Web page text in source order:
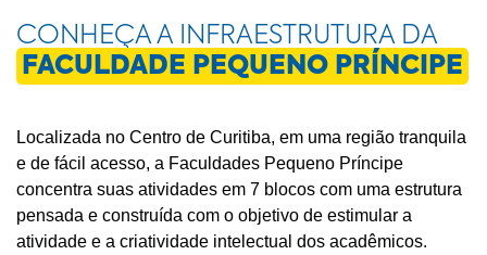
CONHEÇA A INFRAESTRUTURA DA
FACULDADE PEQUENO PRÍNCIPE
Localizada no Centro de Curitiba, em uma região tranquila
e de fácil acesso, a Faculdades Pequeno Príncipe
concentra suas atividades em 7 blocos com uma estrutura
pensada e construída com o objetivo de estimular a
atividade e a criatividade intelectual dos acadêmicos.